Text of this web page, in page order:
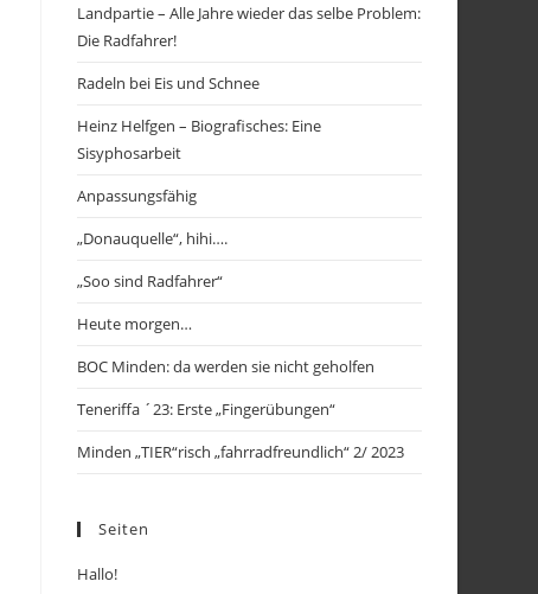
Landpartie – Alle Jahre wieder das selbe Problem:
Die Radfahrer!
Radeln bei Eis und Schnee
Heinz Helfgen – Biografisches: Eine
Sisyphosarbeit
Anpassungsfähig
„Donauquelle“, hihi….
„Soo sind Radfahrer“
Heute morgen…
BOC Minden: da werden sie nicht geholfen
Teneriffa ´23: Erste „Fingerübungen“
Minden „TIER“risch „fahrradfreundlich“ 2/ 2023
Seiten
Hallo!